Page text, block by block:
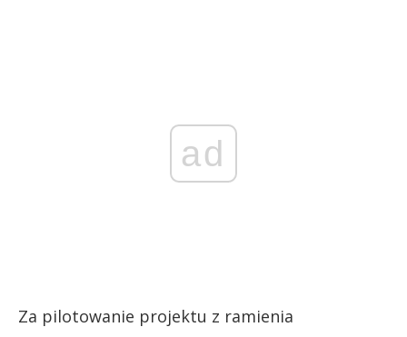
ad
Za pilotowanie projektu z ramienia